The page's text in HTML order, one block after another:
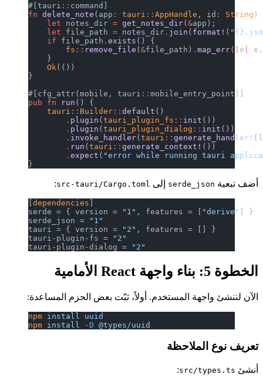
#[tauri ::command]
fn delete_note (app tauri ::AppHandle , id String
    let
notes_dir get_notes_dir (&app);
    let
file_path notes_dir . join (format! (
    if
file_path .exists () {
        fs
::remove_file (&file_path) .map_err |
e
    }
    Ok
(())
#[cfg_attr(mobile, tauri ::mobile_entry_point)]
pub fn run () {
    tauri
::Builder ::default ()
        .
plugin (tauri_plugin_fs :: init ())
        .
plugin (tauri_plugin_dialog :: init ())
        .
invoke_handler (tauri ::generate_handler!
        .
run (tauri ::generate_context! ())
        .
expect ("error while running tauri
أضف تبعيةserde_jsonإلى src-tauri/Cargo.toml
:
[dependencies
serde = { version = "1" , features = ["derive"
] }
serde_json = "1"
tauri = { version = "2"
, features = [] }
tauri-plugin-fs = "2"
tauri-plugin-dialog = "2"
الخطوة 5: بناء واجهة React الأمامية
الآن لننشئ واجهة المستخدم. أولاً، ثبّت بعض الحزم المساعدة:
npm install uuid
npm install -D @types/uuid
تعريف نوع الملاحظة
أنشئsrc/types.ts
: